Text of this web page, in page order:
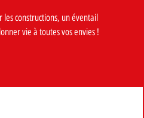
les constructions, un éventail
vie à toutes vos envies !